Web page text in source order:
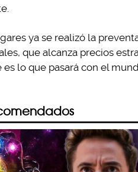
ya se realizó la
que alcanza precios
es lo que pasará con el